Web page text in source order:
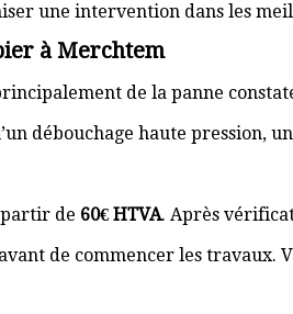
une intervention dans les
à Merchtem
de la panne
débouchage haute pression,
de 60€ HTVA. Après
de commencer les travaux.